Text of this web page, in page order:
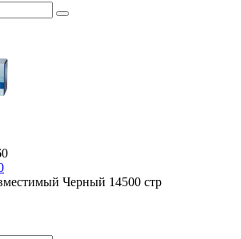
Черный 14500 стр